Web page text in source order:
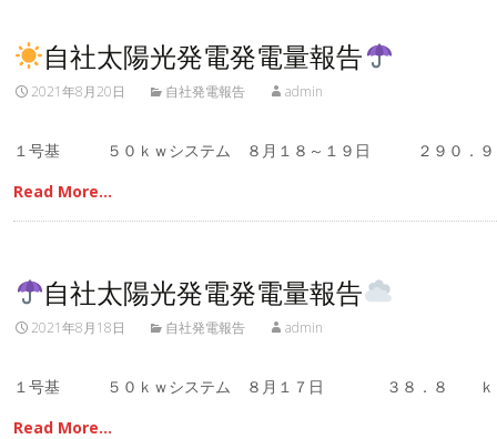
自社太陽光発電発電量報告
2021年8月20日 自社発電報告 admin
１号基 ５０ｋｗシステム ８月１８～１９日 ２９０．
Read More…
自社太陽光発電発電量報告
2021年8月18日 自社発電報告 admin
１号基 ５０ｋｗシステム ８月１７日 ３８．８ ｋ
Read More…